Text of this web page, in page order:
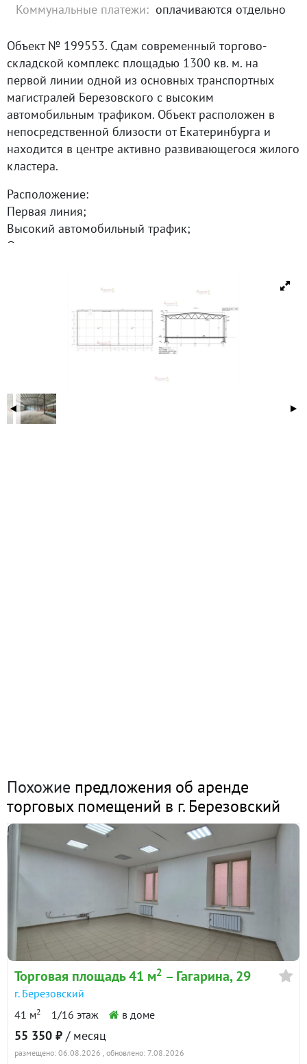
Коммунальные платежи: оплачиваются отдельно
Объект № 199553. Сдам современный торгово-
складской комплекс площадью 1300 кв. м. на
первой линии одной из основных транспортных
магистралей Березовского с высоким
автомобильным трафиком. Объект расположен в
непосредственной близости от Екатеринбурга и
находится в центре активно развивающегося жилого
кластера.
Расположение:
Первая линия;
Высокий автомобильный трафик;
Отличная визуализация с дороги;
Быстрый выезд в сторону Екатеринбурга;
Остановка автобуса Лесхоз;
Активно развивающийся район города.
Ворота для разгрузки и погрузки;
Высота ворот - 8 м;
Высота складской части до фермы - 10 м;
Коттеджный поселок Азия;
Новоберезовский;
Жилой микрорайон Шиловка;
Дачные и загородные массивы.
Преимущества:
Березовский является городом-спутником
Расстояние до Екатеринбурга около 13 км;
Постоянное развитие жилой застройки;
Рост численности населения района;
Высокий потенциал потребительского спроса;
Дефицит качественных коммерческих площадей в
данной части города.
Подойдет для:
Торговой сети;
Похожие предложения об аренде
торговых помещений в г. Березовский
Торговая площадь 41 м2 – Гагарина, 29
г. Березовский
41 м2 1/16 этаж в доме
55 350 ₽ / месяц
размещено: 06.08.2026 , обновлено: 7.08.2026